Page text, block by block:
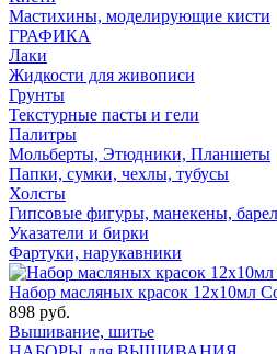
Мастихины, моделирующие кисти
ГРАФИКА
Лаки
Жидкости для живописи
Грунты
Текстурные пасты и гели
Палитры
Мольберты, Этюдники, Планшеты
Папки, сумки, чехлы, тубусы
Холсты
Гипсовые фигуры, манекены,
Указатели и бирки
Фартуки, нарукавники
Набор масляных красок 12х10мл
898 руб.
Вышивание, шитье